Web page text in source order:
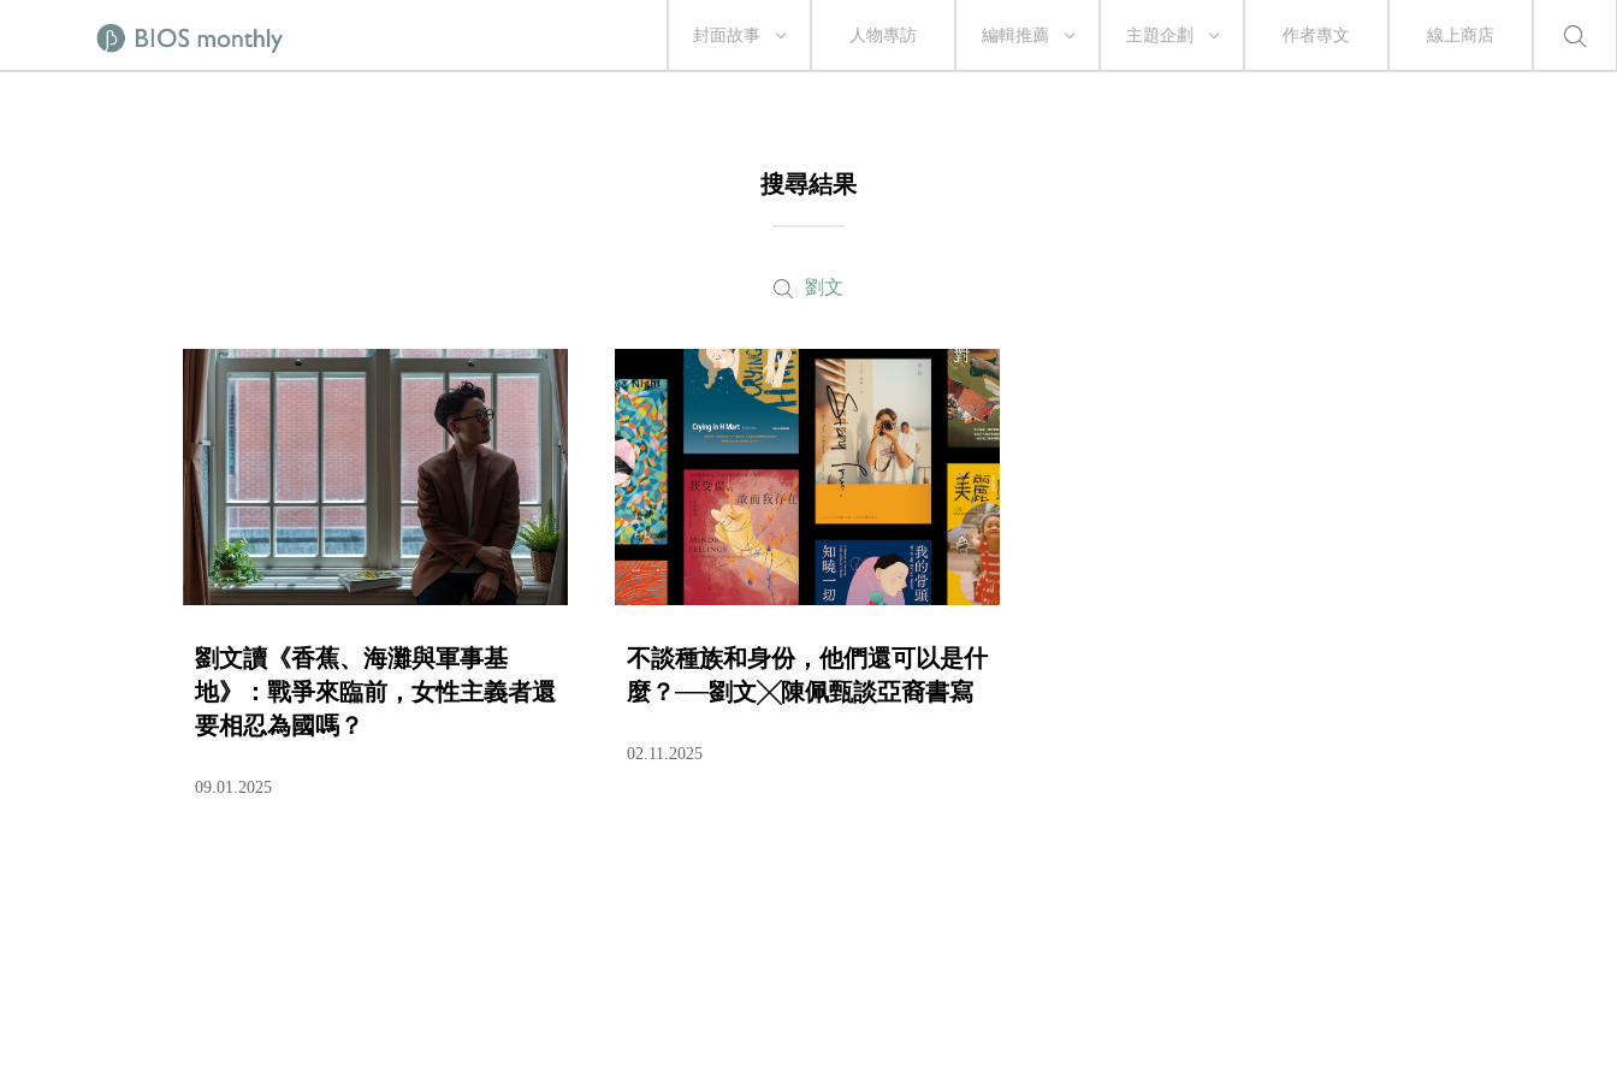
封面故事 人物專訪 編輯推薦 主題企劃 作者專文 線上商店
搜尋結果
劉文
劉文讀《香蕉、海灘與軍事基
地》：戰爭來臨前，女性主義者還
要相忍為國嗎？
09.01.2025
不談種族和身份，他們還可以是什
麼？──劉文╳陳佩甄談亞裔書寫
02.11.2025